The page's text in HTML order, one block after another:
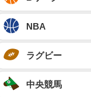
NBA
ラグビー
中央競馬